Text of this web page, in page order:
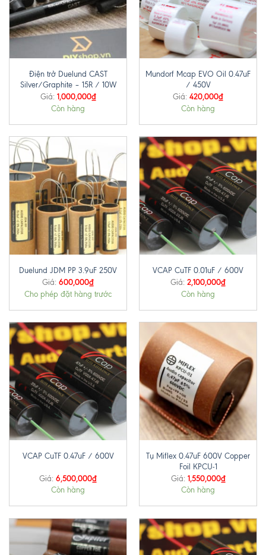
Điện trở Duelund CAST
Silver/Graphite – 15R / 10W
Giá: 1,000,000₫
Còn hàng
Mundorf Mcap EVO Oil 0.47uF
/ 450V
Giá: 420,000₫
Còn hàng
Duelund JDM PP 3.9uF 250V
Giá: 600,000₫
Cho phép đặt hàng trước
VCAP CuTF 0.01uF / 600V
Giá: 2,100,000₫
Còn hàng
VCAP CuTF 0.47uF / 600V
Giá: 6,500,000₫
Còn hàng
Tụ Miflex 0.47uF 600V Copper
Foil KPCU-1
Giá: 1,550,000₫
Còn hàng